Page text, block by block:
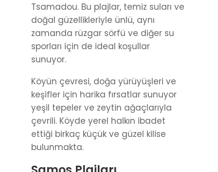
Tsamadou. Bu plajlar, temiz suları ve
doğal güzellikleriyle ünlü, aynı
zamanda rüzgar sörfü ve diğer su
sporları için de ideal koşullar
sunuyor.
Köyün çevresi, doğa yürüyüşleri ve
keşifler için harika fırsatlar sunuyor
yeşil tepeler ve zeytin ağaçlarıyla
çevrili. Köyde yerel halkın ibadet
ettiği birkaç küçük ve güzel kilise
bulunmakta.